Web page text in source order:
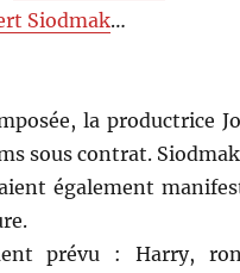
Siodmak…
la productrice
sous contrat.
également
prévu : Harry,